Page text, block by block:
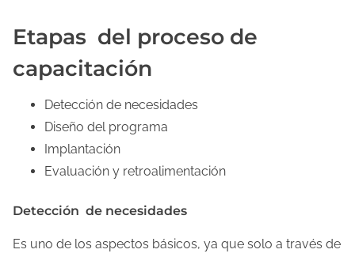
Etapas del proceso de
capacitación
Detección de necesidades
Diseño del programa
Implantación
Evaluación y retroalimentación
Detección de necesidades
Es uno de los aspectos básicos, ya que solo a través de